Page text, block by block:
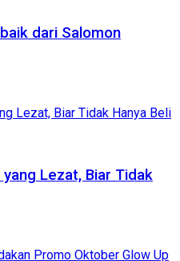
dari Salomon
Lezat, Biar Tidak